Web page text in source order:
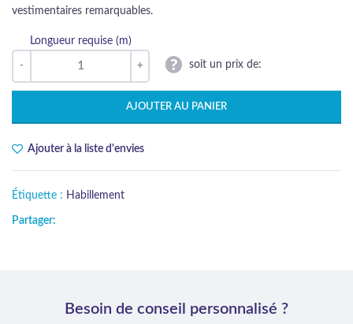
vestimentaires remarquables.
Longueur requise (m)
soit un prix de:
AJOUTER AU PANIER
Ajouter à la liste d'envies
Étiquette : Habillement
Partager:
Besoin de conseil personnalisé ?